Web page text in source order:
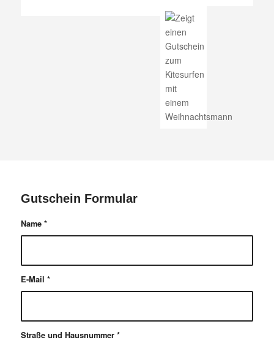
Gutschein Formular
Name *
E-Mail *
Straße und Hausnummer *